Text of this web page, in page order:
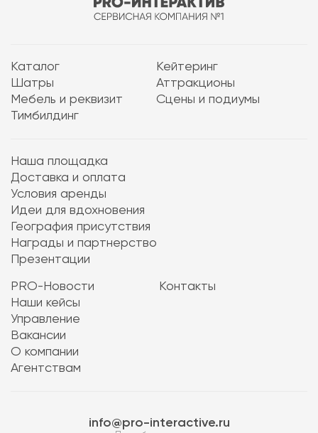
Каталог
Кейтеринг
Шатры
Аттракционы
Мебель и реквизит
Сцены и подиумы
Тимбилдинг
Наша площадка
Доставка и оплата
Условия аренды
Идеи для вдохновения
География присутствия
Награды и партнерство
Презентации
PRO-Новости
Наши кейсы
Управление
Вакансии
О компании
Агентствам
Контакты
info@pro-interactive.ru